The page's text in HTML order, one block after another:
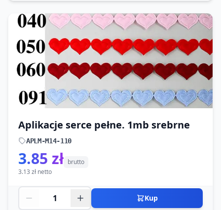
Aplikacje serce pełne. 1mb srebrne
APLM-M14-110
3.85 zł brutto
3.13 zł netto
Kup